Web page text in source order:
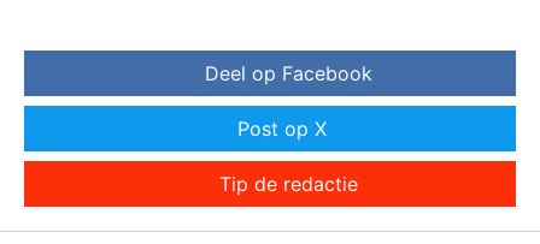
Deel op Facebook
Post op X
Tip de redactie